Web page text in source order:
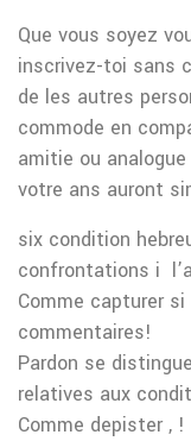
Que vous soyez
inscrivez-toi sans
de les autres
commode en
amitie ou
votre ans auront
six condition
confrontations i
Comme capturer
commentaires!
Pardon se
relatives aux
Comme depister ,